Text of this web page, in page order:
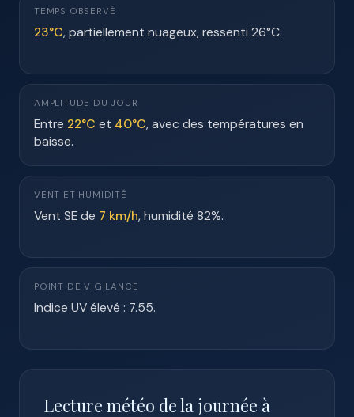
TEMPS OBSERVÉ
23°C, partiellement nuageux, ressenti 26°C.
AMPLITUDE DU JOUR
Entre 22°C et 40°C, avec des températures en
baisse.
VENT ET HUMIDITÉ
Vent SE de 7 km/h, humidité 82%.
POINT DE VIGILANCE
Indice UV élevé : 7.55.
Lecture météo de la journée à